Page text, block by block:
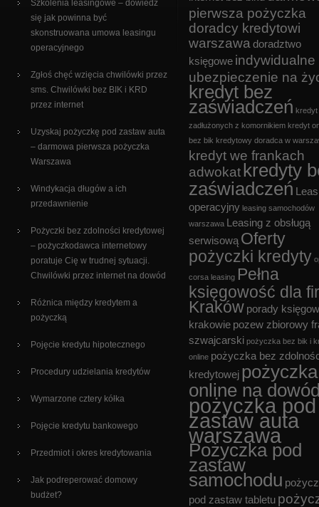
Szkolenia leasingowe – dowiedz
się jak powinna być
skonstruowana umowa leasingu
operacyjnego
Zgłoś chęć wzięcia chwilówki przez
sms. Chwilówki bez BIK i KRD
przez internet
Uzyskaj pożyczkę pod zastaw auta
– darmowa pierwsza pożyczka
Warszawa
Windykacja długów a ich
przedawnienie
Pożyczki bez zdolności kredytowej
– pożyczkodawca internetowy
poratuje Cię w trudnej sytuacji.
Chwilówki przez internet na dowód
Różnica między kredytem a
pożyczką
Pojęcie kredytu hipotecznego
Procedury udzielania kredytów
Wymarzone cztery kółka
Pojęcie kredytu bankowego
Przedmiot i okres kredytowania
Jak podreperować domowy
budżet?
pierwsza pożyczka
doradcy kredytowi
warszawa doradztwo
księgowe indywidualne
ubezpieczenie na
kredyt bez
zaświadczeń kredyt
zadłużonych z komornikiem kredyt
bez bik kredytowy doradca w
kredyt we frankach
adwokatkredyty
zaświadczeń
operacyjny leasing samochodów
warszawa
Leasing z obsługą
serwisową Oferty
pożyczki kredyty
corsa leasing Pełna
księgowość dla
Kraków porady
krakowie pozew zbiorowy
szwajcarski pożyczka bez bik i
online pożyczka bez
kredytowej pożyczka
online na
pożyczka pod
zastaw auta
warszawa
Pożyczka pod
zastaw
samochodu
pod zastaw tabletu